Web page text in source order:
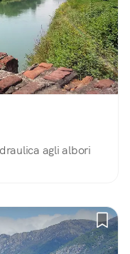
agli albori